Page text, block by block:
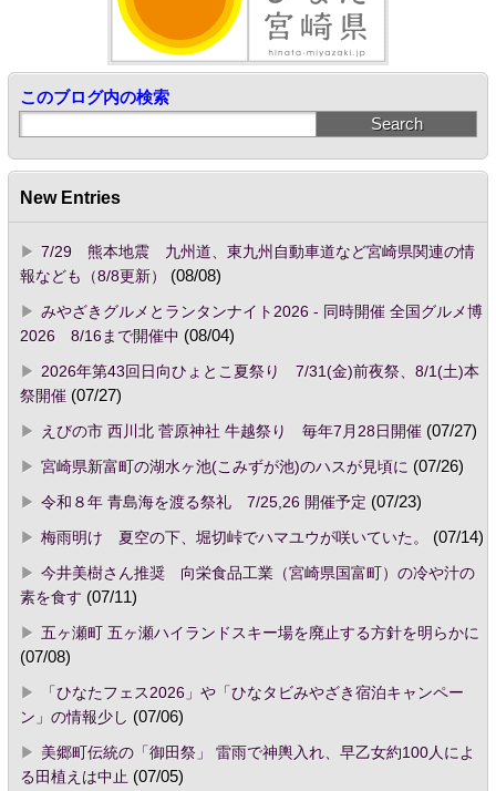
このブログ内の検索
New Entries
7/29 熊本地震 九州道、東九州自動車道など宮崎県関連の情
報なども（8/8更新）
(08/08)
みやざきグルメとランタンナイト2026 - 同時開催 全国グルメ博
2026 8/16まで開催中 (08/04)
2026年第43回日向ひょとこ夏祭り 7/31(金)前夜祭、8/1(土)本
祭開催(07/27)
えびの市 西川北 菅原神社 牛越祭り 毎年7月28日開催(07/27)
宮崎県新富町の湖水ヶ池(こみずが池)のハスが見頃に (07/26)
令和８年 青島海を渡る祭礼 7/25,26 開催予定 (07/23)
梅雨明け 夏空の下、堀切峠でハマユウが咲いていた。
(07/14)
今井美樹さん推奨 向栄食品工業（宮崎県国富町）の冷や汁の
素を食す (07/11)
五ヶ瀬町 五ヶ瀬ハイランドスキー場を廃止する方針を明らかに
(07/08)
「ひなたフェス2026」や「ひなタビみやざき宿泊キャンペー
ン」の情報少し (07/06)
美郷町伝統の「御田祭」 雷雨で神輿入れ、早乙女約100人によ
る田植えは中止 (07/05)